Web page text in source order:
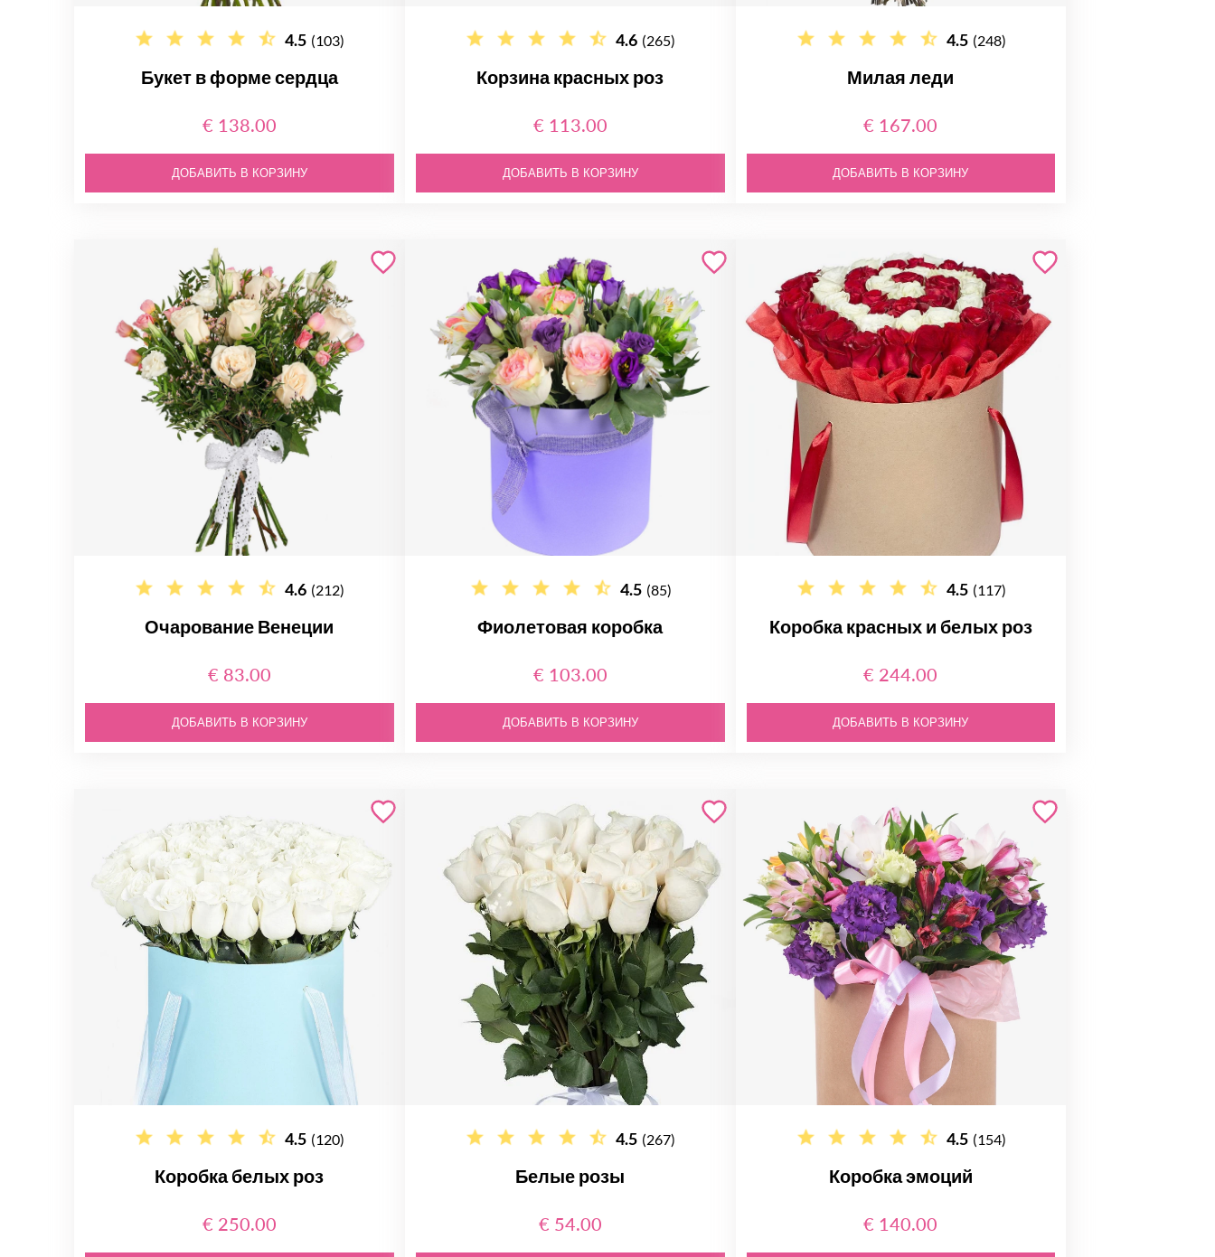
4.5 (103)
Букет в форме сердца
€ 138.00
ДОБАВИТЬ В КОРЗИНУ
4.6 (265)
Корзина красных роз
€ 113.00
ДОБАВИТЬ В КОРЗИНУ
4.5 (248)
Милая леди
€ 167.00
ДОБАВИТЬ В КОРЗИНУ
4.6 (212)
Очарование Венеции
€ 83.00
ДОБАВИТЬ В КОРЗИНУ
4.5 (85)
Фиолетовая коробка
€ 103.00
ДОБАВИТЬ В КОРЗИНУ
4.5 (117)
Коробка красных и белых роз
€ 244.00
ДОБАВИТЬ В КОРЗИНУ
4.5 (120)
Коробка белых роз
€ 250.00
4.5 (267)
Белые розы
€ 54.00
4.5 (154)
Коробка эмоций
€ 140.00